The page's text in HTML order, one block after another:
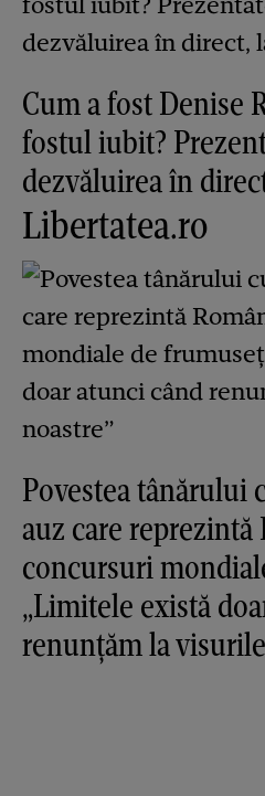
Cum a fost Denise
fostul iubit?
dezvăluirea în
Libertatea.ro
Povestea tânărului
auz care reprezintă
concursuri
„Limitele există
renunțăm la